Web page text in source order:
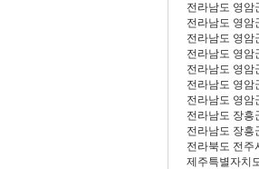
전라남도 영암
전라남도 영암
전라남도 영암
전라남도 영암
전라남도 영암
전라남도 영암
전라남도 영암
전라남도 장흥
전라남도 장흥
전라북도 전주
제주특별자치